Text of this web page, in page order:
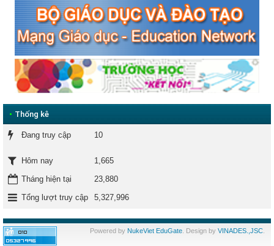
• Thống kê
Đang truy cập 10
Hôm nay
1,665
Tháng hiện tại
23,880
Tổng lượt truy cập
5,327,996
Powered by NukeViet EduGate. Design by VINADES.,JSC.